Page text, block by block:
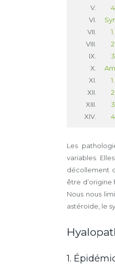
Les
variables.
décollement
être
Nous nous
astéroïde, le
1.